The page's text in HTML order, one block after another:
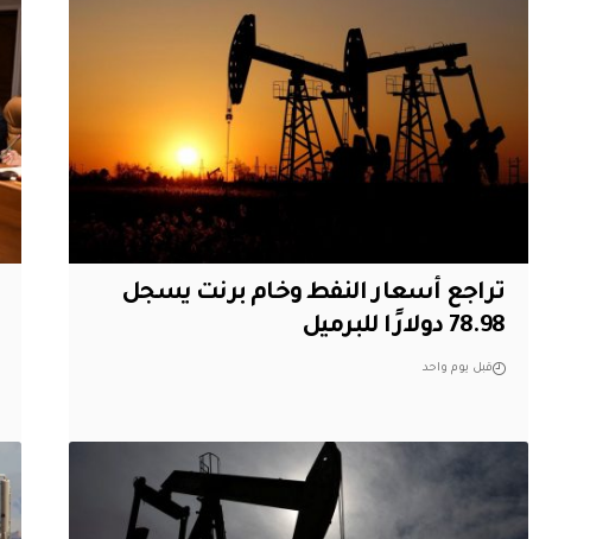
تراجع أسعار النفط وخام برنت يسجل
78.98 دولارًا للبرميل
قبل يوم واحد